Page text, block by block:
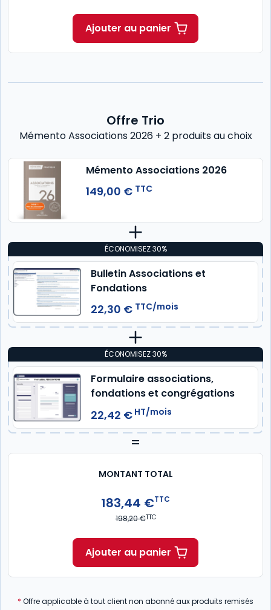
Ajouter au panier
Offre Trio
Mémento Associations 2026 + 2 produits au choix
Mémento Associations 2026
149,00 € TTC
ÉCONOMISEZ 30%
Bulletin Associations et
Fondations
22,30 € TTC/mois
ÉCONOMISEZ 30%
Formulaire associations,
fondations et congrégations
22,42 € HT/mois
=
MONTANT TOTAL
183,44 €TTC
198,20 €TTC
Ajouter au panier
* Offre applicable à tout client non abonné aux produits remisés